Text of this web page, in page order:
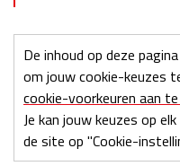
De inhoud op deze
om jouw cookie-keuzes
cookie-voorkeuren aan
Je kan jouw keuzes op
de site op "Cookie-